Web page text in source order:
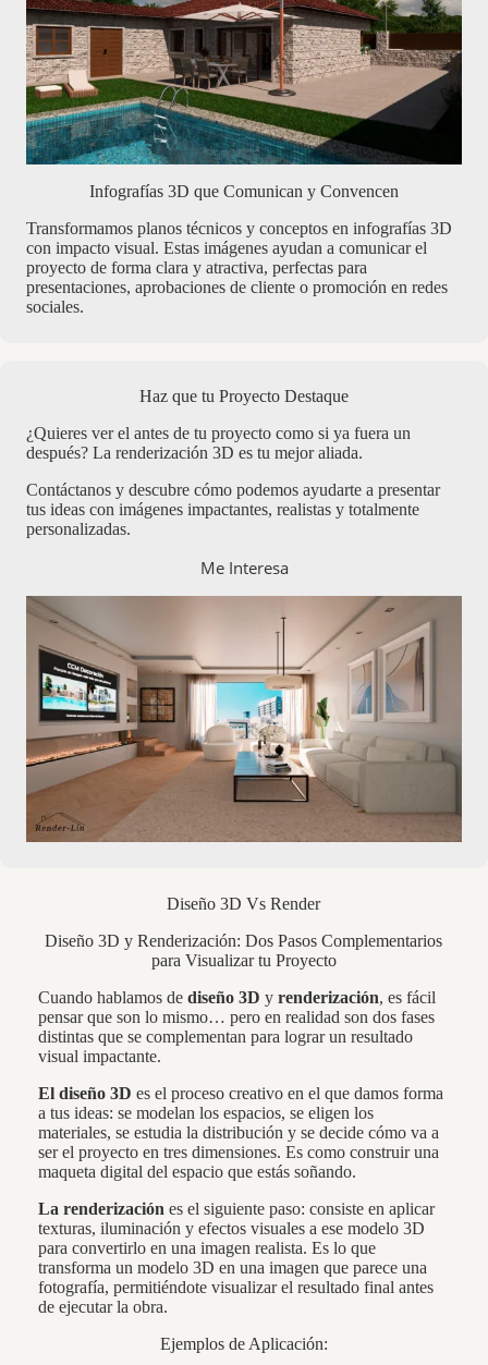
Infografías 3D que Comunican y Convencen
Transformamos planos técnicos y conceptos en infografías 3D
con impacto visual. Estas imágenes ayudan a comunicar el
proyecto de forma clara y atractiva, perfectas para
presentaciones, aprobaciones de cliente o promoción en redes
sociales.
Haz que tu Proyecto Destaque
¿Quieres ver el antes de tu proyecto como si ya fuera un
después? La renderización 3D es tu mejor aliada.
Contáctanos y descubre cómo podemos ayudarte a presentar
tus ideas con imágenes impactantes, realistas y totalmente
personalizadas.
Me Interesa
Diseño 3D Vs Render
Diseño 3D y Renderización: Dos Pasos Complementarios
para Visualizar tu Proyecto
Cuando hablamos de diseño 3D y renderización, es fácil
pensar que son lo mismo… pero en realidad son dos fases
distintas que se complementan para lograr un resultado
visual impactante.
El diseño 3D es el proceso creativo en el que damos forma
a tus ideas: se modelan los espacios, se eligen los
materiales, se estudia la distribución y se decide cómo va a
ser el proyecto en tres dimensiones. Es como construir una
maqueta digital del espacio que estás soñando.
La renderización es el siguiente paso: consiste en aplicar
texturas, iluminación y efectos visuales a ese modelo 3D
para convertirlo en una imagen realista. Es lo que
transforma un modelo 3D en una imagen que parece una
fotografía, permitiéndote visualizar el resultado final antes
de ejecutar la obra.
Ejemplos de Aplicación: